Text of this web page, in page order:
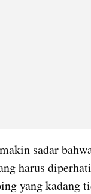
sadar
harus
yang kadang